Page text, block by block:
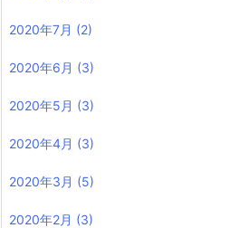
2020年7月 (2)
2020年6月 (3)
2020年5月 (3)
2020年4月 (3)
2020年3月 (5)
2020年2月 (3)